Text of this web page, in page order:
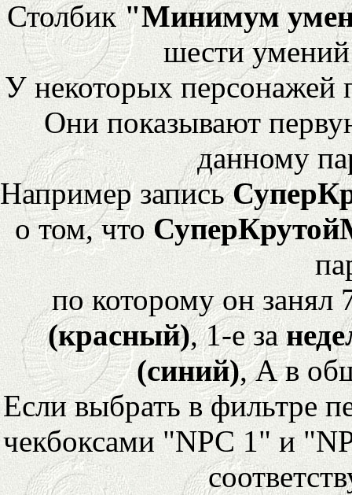
Столбик"Минимум
шести
У некоторых персонажей
Они показывают
данному
Например запись
о том, что
по которому он
(красный), 1-е за
(синий), А в
Если выбрать в фильтре
чекбоксами "NPC 1" и